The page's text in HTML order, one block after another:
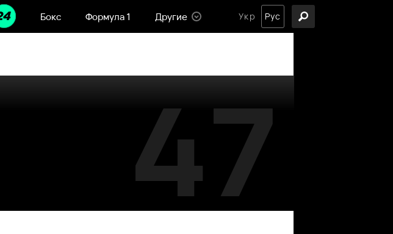
Бокс Формула 1 Другие Укр Рус
47